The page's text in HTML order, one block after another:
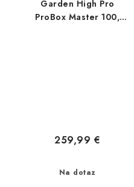
Garden High Pro
ProBox Master 100,
Na dotaz
259,99 €